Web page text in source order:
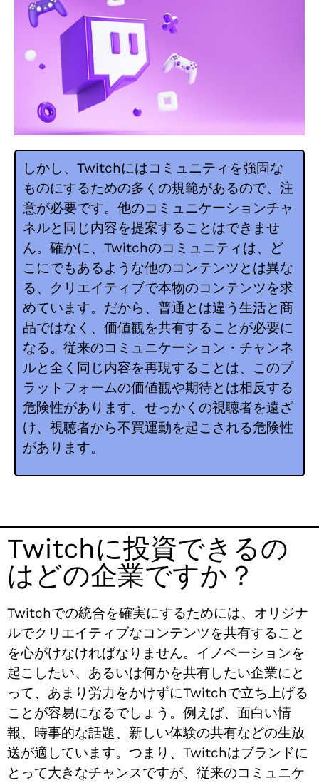
しかし、Twitchにはコミュニティを強固な
ものにするための多くの規範があるので、注
意が必要です。他のコミュニケーションチャ
ネルと同じ内容を提案することはできませ
ん。確かに、Twitchのコミュニティは、ど
こにでもあるような他のコンテンツとは異な
る、クリエイティブで本物のコンテンツを求
めています。だから、普通とは違う生活と商
品ではなく、価値観を共有することが必要に
なる。従来のコミュニケーション・チャンネ
ルと全く同じ内容を再現することは、このプ
ラットフォームの価値観や期待とは相反する
危険性があります。せっかくの視聴者を遠ざ
け、視聴者から不買運動を起こされる危険性
があります。
Twitchに投資できるの
はどの企業ですか？
Twitchでの統合を確実にするためには、オリジナ
ルでクリエイティブなコンテンツを共有すること
を心がけなければなりません。イノベーションを
起こしたい、あるいは何かを共有したい企業にと
って、あまり労力をかけずにTwitchで立ち上げる
ことが容易になるでしょう。例えば、面白い情
報、時事的な話題、新しい体験の共有などの生放
送が適しています。つまり、Twitchはブランドに
とって大きなチャンスですが、従来のコミュニケ